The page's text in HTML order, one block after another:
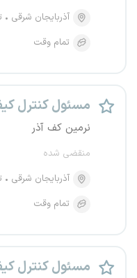
آذربایجان شرقی
تمام وقت
مسئول کنترل
نرمین کف آذر
منقضی شده
آذربایجان شرقی
تمام وقت
مسئول کنترل